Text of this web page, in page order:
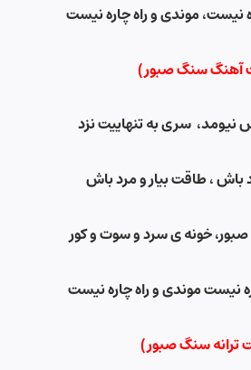
نیست،موندی و راه چاره نیست
آهنگ سنگ صبور)
سری به تنهاییت نزد
باش ، طاقت بیار و مرد باش
خونه ی سرد و سوت و کور
نیست موندی و راه چاره نیست
ترانه سنگ صبور)